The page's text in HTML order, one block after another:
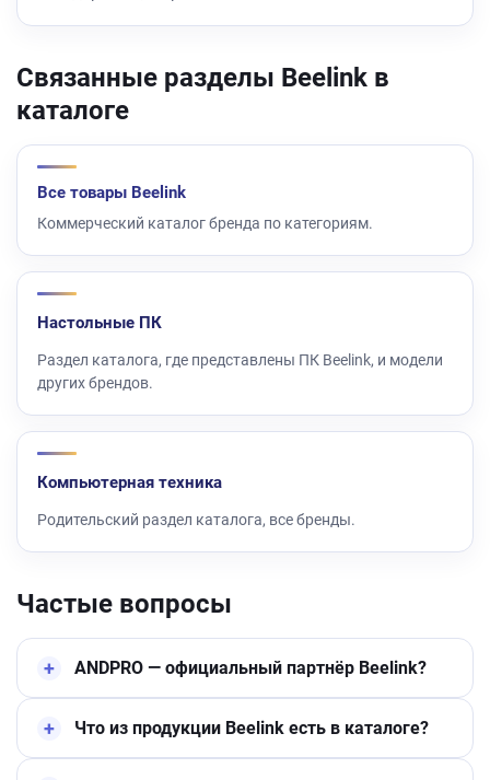
Связанные разделы Beelink в
каталоге
Все товары Beelink
Коммерческий каталог бренда по категориям.
Настольные ПК
Раздел каталога, где представлены ПК Beelink, и модели
других брендов.
Компьютерная техника
Родительский раздел каталога, все бренды.
Частые вопросы
ANDPRO — официальный партнёр Beelink?
Что из продукции Beelink есть в каталоге?